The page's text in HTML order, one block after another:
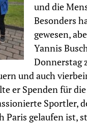
und die
Besonders
gewesen,
Yannis
Donnerstag
und auch
er Spenden für
Sportler,
Paris gelaufen ist,